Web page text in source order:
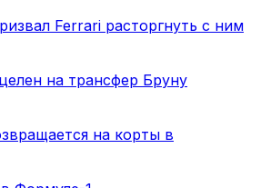
Ferrari расторгнуть с ним
на трансфер Бруну
на корты в